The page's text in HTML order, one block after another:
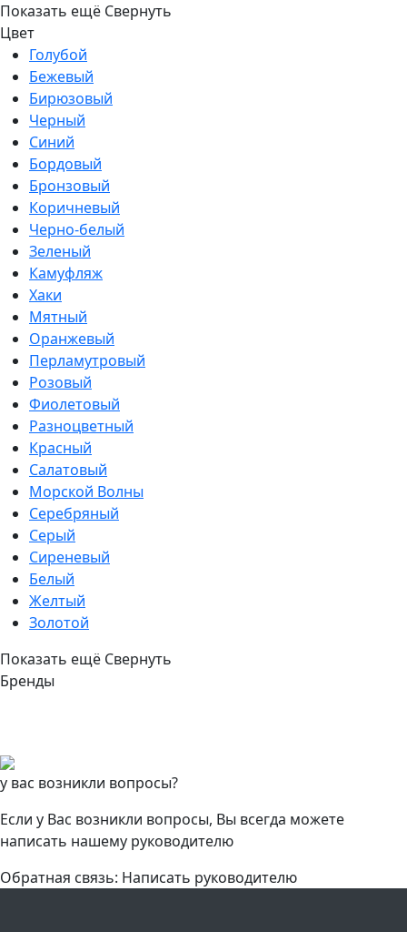
Показать ещё Свернуть
Цвет
Голубой
Бежевый
Бирюзовый
Черный
Синий
Бордовый
Бронзовый
Коричневый
Черно-белый
Зеленый
Камуфляж
Хаки
Мятный
Оранжевый
Перламутровый
Розовый
Фиолетовый
Разноцветный
Красный
Салатовый
Морской Волны
Серебряный
Серый
Сиреневый
Белый
Желтый
Золотой
Показать ещё Свернуть
Бренды
у вас возникли вопросы?
Если у Вас возникли вопросы, Вы всегда можете
написать нашему руководителю
Обратная связь: Написать руководителю